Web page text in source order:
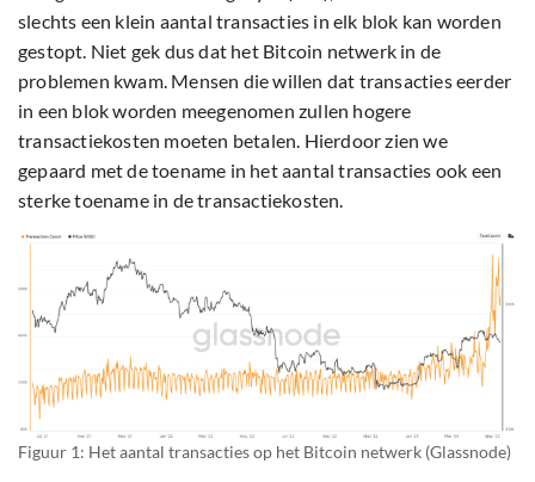
slechts een klein aantal transacties in elk blok kan worden
gestopt. Niet gek dus dat het Bitcoin netwerk in de
problemen kwam. Mensen die willen dat transacties eerder
in een blok worden meegenomen zullen hogere
transactiekosten moeten betalen. Hierdoor zien we
gepaard met de toename in het aantal transacties ook een
sterke toename in de transactiekosten.
Figuur 1: Het aantal transacties op het Bitcoin netwerk (Glassnode)